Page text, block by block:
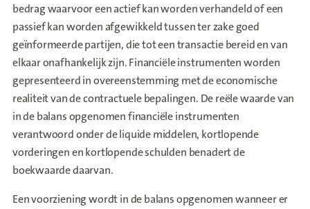
bedrag waarvoor een actief kan worden verhandeld of een
passief kan worden afgewikkeld tussen ter zake goed
geïnformeerde partijen, die tot een transactie bereid en van
elkaar onafhankelijk zijn. Financiële instrumenten worden
gepresenteerd in overeenstemming met de economische
realiteit van de contractuele bepalingen. De reële waarde van
in de balans opgenomen financiële instrumenten
verantwoord onder de liquide middelen, kortlopende
vorderingen en kortlopende schulden benadert de
boekwaarde daarvan.
Een voorziening wordt in de balans opgenomen wanneer er